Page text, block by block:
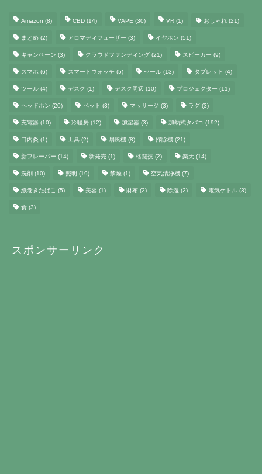
Amazon (8) CBD (14) VAPE (30) VR (1) おしゃれ (21)
まとめ (2) アロマディフューザー (3) イヤホン (51)
キャンペーン (3) クラウドファンディング (21) スピーカー (9)
スマホ (6) スマートウォッチ (5) セール (13) タブレット (4)
ツール (4) デスク (1) デスク周辺 (10) プロジェクター (11)
ヘッドホン (20) ペット (3) マッサージ (3) ラグ (3)
充電器 (10) 冷暖房 (12) 加湿器 (3) 加熱式タバコ (192)
口内炎 (1) 工具 (2) 扇風機 (8) 掃除機 (21)
新フレーバー (14) 新発売 (1) 格闘技 (2) 楽天 (14)
洗剤 (10) 照明 (19) 禁煙 (1) 空気清浄機 (7)
紙巻きたばこ (5) 美容 (1) 財布 (2) 除湿 (2) 電気ケトル (3)
食 (3)
スポンサーリンク